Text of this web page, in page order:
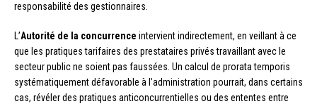
responsabilité des gestionnaires.
L’Autorité de la concurrence intervient indirectement, en veillant à ce
que les pratiques tarifaires des prestataires privés travaillant avec le
secteur public ne soient pas faussées. Un calcul de prorata temporis
systématiquement défavorable à l’administration pourrait, dans certains
cas, révéler des pratiques anticoncurrentielles ou des ententes entre